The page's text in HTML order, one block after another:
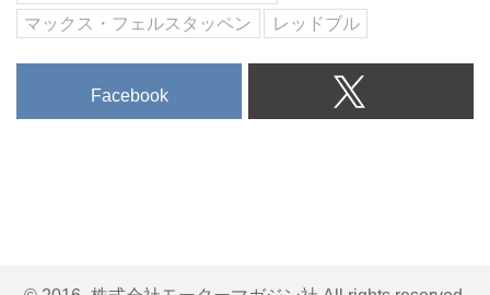
マックス・フェルスタッペン
レッドブル
Facebook